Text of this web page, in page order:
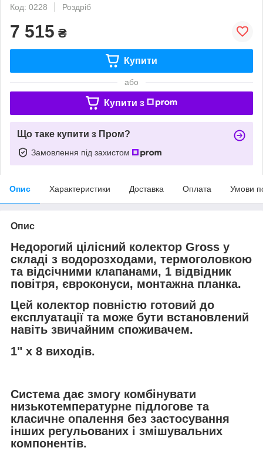
Код: 0228
Роздріб
7 515 ₴
Купити
або
Купити з
Що таке купити з Пром?
Замовлення під захистом
Опис Характеристики Доставка Оплата Умови
Опис
Недорогий цілісний колектор Gross у
складі з водорозходами, термоголовкою
та відсічними клапанами, 1 відвідник
повітря, євроконуси, монтажна планка.
Цей колектор повністю готовий до
експлуатації та може бути встановлений
навіть звичайним споживачем.
1" х 8 виходів.
Система дає змогу комбінувати
низькотемпературне підлогове та
класичне опалення без застосування
інших регульованих і змішувальних
компонентів.